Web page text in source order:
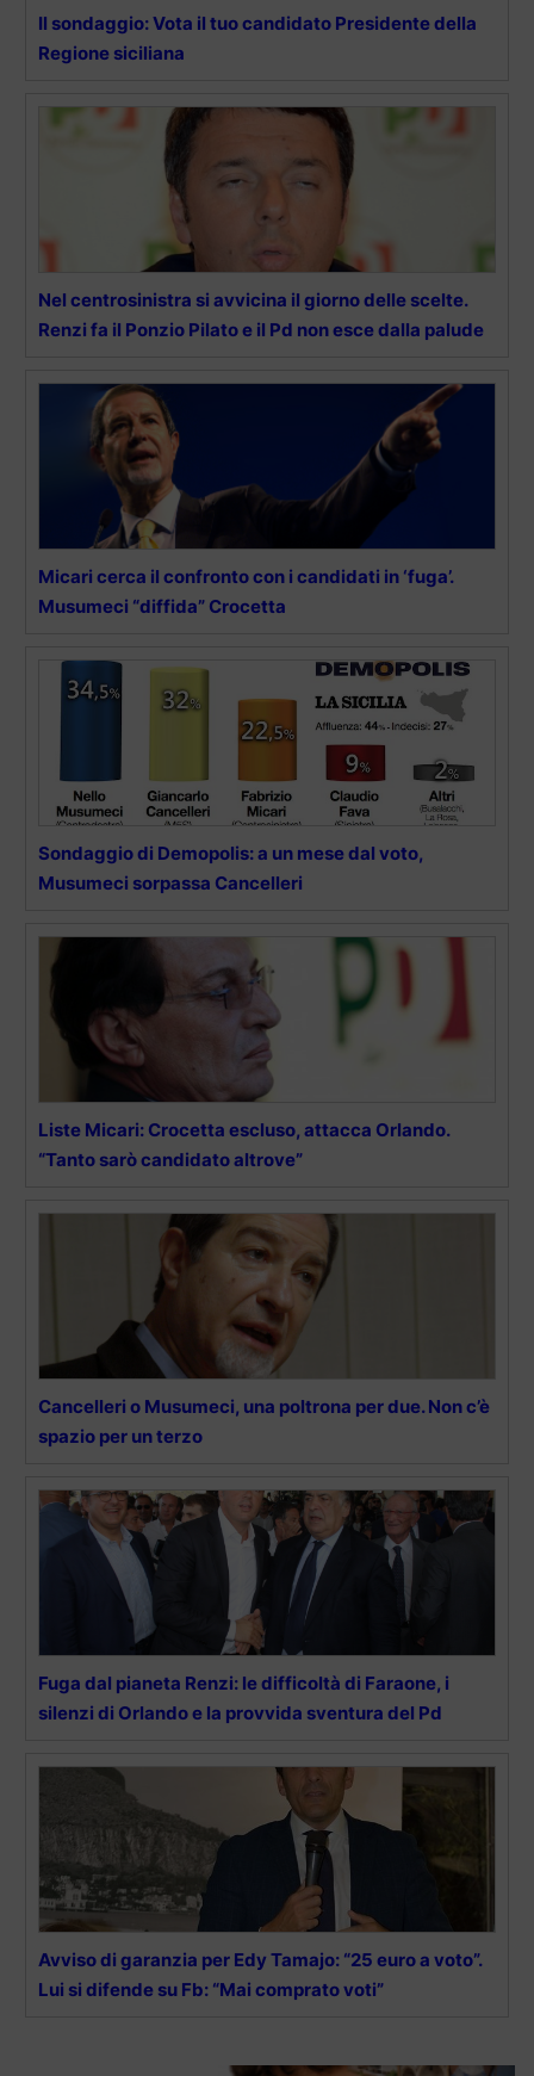
Il sondaggio: Vota il tuo candidato Presidente della
Regione siciliana
Nel centrosinistra si avvicina il giorno delle scelte.
Renzi fa il Ponzio Pilato e il Pd non esce dalla palude
Micari cerca il confronto con i candidati in ‘fuga’.
Musumeci “diffida” Crocetta
Sondaggio di Demopolis: a un mese dal voto,
Musumeci sorpassa Cancelleri
Liste Micari: Crocetta escluso, attacca Orlando.
“Tanto sarò candidato altrove”
Cancelleri o Musumeci, una poltrona per due. Non c’è
spazio per un terzo
Fuga dal pianeta Renzi: le difficoltà di Faraone, i
silenzi di Orlando e la provvida sventura del Pd
Avviso di garanzia per Edy Tamajo: “25 euro a voto”.
Lui si difende su Fb: “Mai comprato voti”